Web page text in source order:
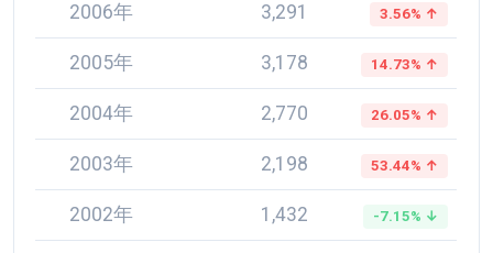
2006年 3,291 3.56% ↑
2005年 3,178 14.73% ↑
2004年 2,770 26.05% ↑
2003年 2,198 53.44% ↑
2002年 1,432 -7.15% ↓